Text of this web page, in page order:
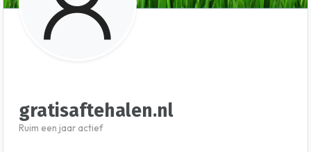
gratisaftehalen.nl
Ruim een jaar actief